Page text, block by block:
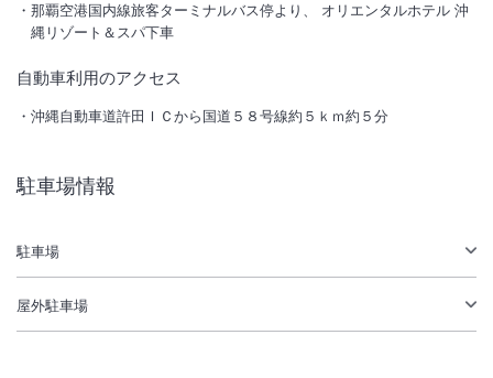
て広がる丘の上の１７０ｍのプールは圧巻のスケール。
駐車場あり
連泊時はエコ清掃を実施中です。詳細はホテルへお問合せください。
那覇空港国内線旅客ターミナルバス停より、 オリエンタルホテル 沖
縄リゾート＆スパ下車
自動車利用のアクセス
沖縄自動車道許田ＩＣから国道５８号線約５ｋｍ約５分
駐車場情報
駐車場
屋外駐車場